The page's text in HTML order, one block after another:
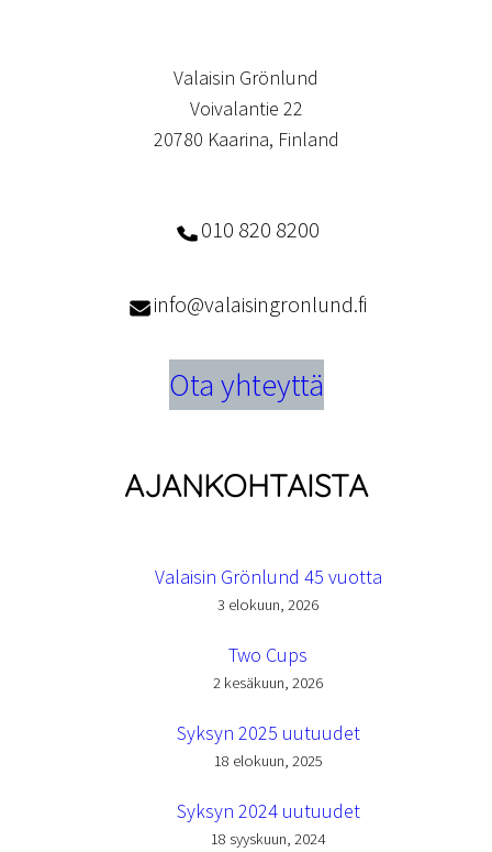
Valaisin Grönlund
Voivalantie 22
20780 Kaarina, Finland
010 820 8200
info@valaisingronlund.fi
Ota yhteyttä
AJANKOHTAISTA
Valaisin Grönlund 45 vuotta
3 elokuun, 2026
Two Cups
2 kesäkuun, 2026
Syksyn 2025 uutuudet
18 elokuun, 2025
Syksyn 2024 uutuudet
18 syyskuun, 2024